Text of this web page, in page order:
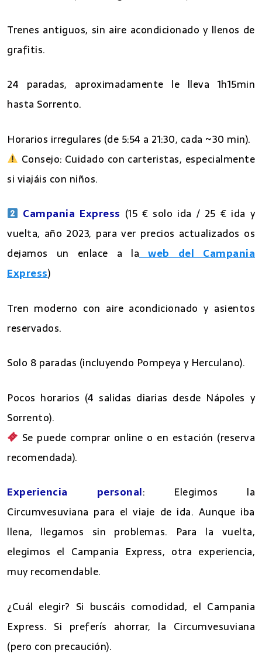
Trenes antiguos, sin aire acondicionado y llenos de
grafitis.
24 paradas, aproximadamente le lleva 1h15min
hasta Sorrento.
Horarios irregulares (de 5:54 a 21:30, cada ~30 min).
Consejo: Cuidado con carteristas, especialmente
si viajáis con niños.
Campania Express (15 € solo ida / 25 € ida y
vuelta, año 2023, para ver precios actualizados os
dejamos un enlace a laweb del Campania
Express)
Tren moderno con aire acondicionado y asientos
reservados.
Solo 8 paradas (incluyendo Pompeya y Herculano).
Pocos horarios (4 salidas diarias desde Nápoles y
Sorrento).
Se puede comprar online o en estación (reserva
recomendada).
Experiencia personal: Elegimos la
Circumvesuviana para el viaje de ida. Aunque iba
llena, llegamos sin problemas. Para la vuelta,
elegimos el Campania Express, otra experiencia,
muy recomendable.
¿Cuál elegir? Si buscáis comodidad, el Campania
Express. Si preferís ahorrar, la Circumvesuviana
(pero con precaución).